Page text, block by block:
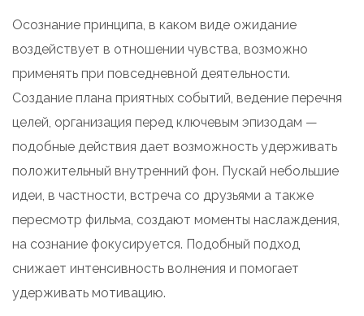
Осознание принципа, в каком виде ожидание
воздействует в отношении чувства, возможно
применять при повседневной деятельности.
Создание плана приятных событий, ведение перечня
целей, организация перед ключевым эпизодам —
подобные действия дает возможность удерживать
положительный внутренний фон. Пускай небольшие
идеи, в частности, встреча со друзьями а также
пересмотр фильма, создают моменты наслаждения,
на сознание фокусируется. Подобный подход
снижает интенсивность волнения и помогает
удерживать мотивацию.